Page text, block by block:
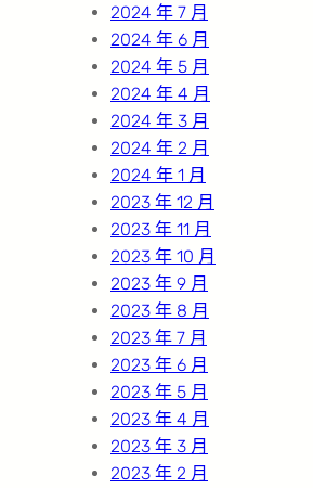
2024 年 7 月
2024 年 6 月
2024 年 5 月
2024 年 4 月
2024 年 3 月
2024 年 2 月
2024 年 1 月
2023 年 12 月
2023 年 11 月
2023 年 10 月
2023 年 9 月
2023 年 8 月
2023 年 7 月
2023 年 6 月
2023 年 5 月
2023 年 4 月
2023 年 3 月
2023 年 2 月